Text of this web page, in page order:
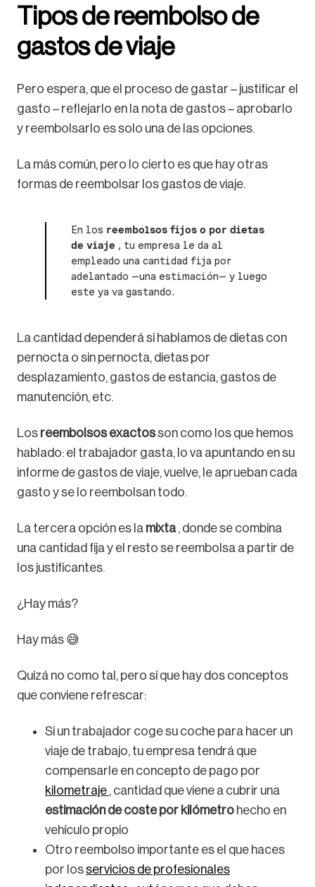
Tipos de reembolso de
gastos de viaje
Pero espera, que el proceso de gastar – justificar el
gasto – reflejarlo en la nota de gastos – aprobarlo
y reembolsarlo es solo una de las opciones.
La más común, pero lo cierto es que hay otras
formas de reembolsar los gastos de viaje.
En los reembolsos fijos o por dietas
de viaje , tu empresa le da al
empleado una cantidad fija por
adelantado —una estimación— y luego
este ya va gastando.
La cantidad dependerá si hablamos de dietas con
pernocta o sin pernocta, dietas por
desplazamiento, gastos de estancia, gastos de
manutención, etc.
Los reembolsos exactosson como los que hemos
hablado: el trabajador gasta, lo va apuntando en su
informe de gastos de viaje, vuelve, le aprueban cada
gasto y se lo reembolsan todo.
La tercera opción es la mixta, donde se combina
una cantidad fija y el resto se reembolsa a partir de
los justificantes.
¿Hay más?
Hay más 😅
Quizá no como tal, pero sí que hay dos conceptos
que conviene refrescar:
Si un trabajador coge su coche para hacer un
viaje de trabajo, tu empresa tendrá que
compensarle en concepto de pago por
kilometraje , cantidad que viene a cubrir una
estimación de coste por kilómetro hecho en
vehículo propio
Otro reembolso importante es el que haces
por losservicios de profesionales